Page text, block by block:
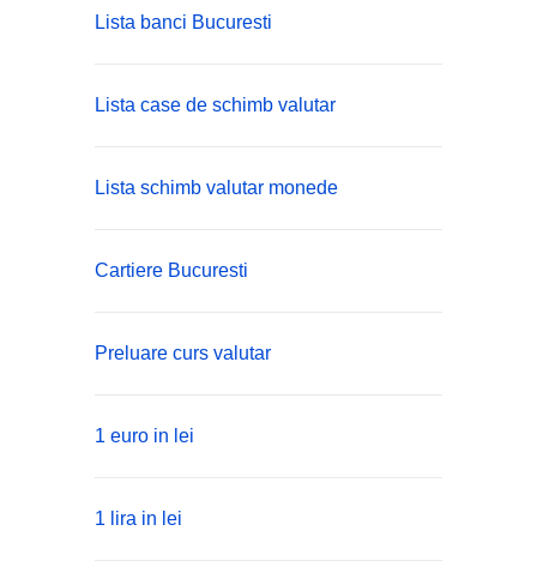
Lista banci Bucuresti
Lista case de schimb valutar
Lista schimb valutar monede
Cartiere Bucuresti
Preluare curs valutar
1 euro in lei
1 lira in lei